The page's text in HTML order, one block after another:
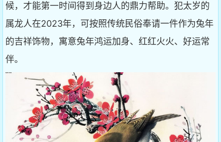
候，才能第一时间得到身边人的鼎力帮助。犯太岁的
属龙人在2023年，可按照传统民俗奉请一件作为兔年
的吉祥饰物，寓意兔年鸿运加身、红红火火、好运常
伴。